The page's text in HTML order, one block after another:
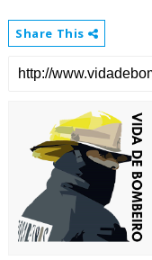
Share This